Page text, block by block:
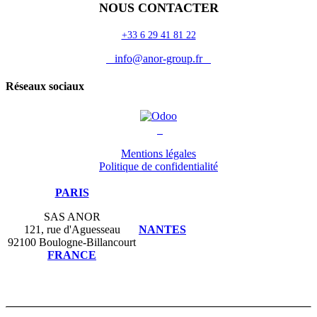
NOUS CONTACTER
+33 6 29 41 81 22
info@anor-group.fr
Réseaux sociaux
Mentions légales
Politique de confidentialité
PARIS
SAS ANOR
121, rue d'Aguesseau
92100 Boulogne-Billancourt
FRANCE
NANTES